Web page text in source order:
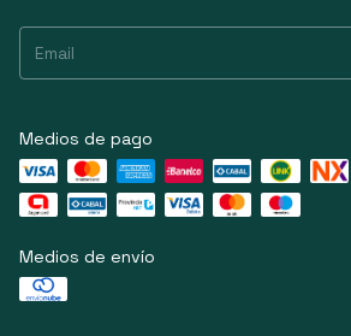
Medios de pago
Medios de envío